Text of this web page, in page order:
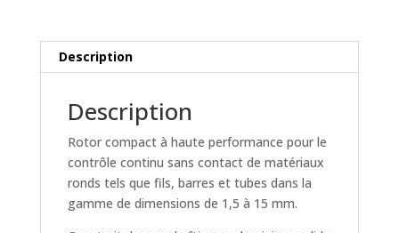
Description
Description
Rotor compact à haute performance pour le
contrôle continu sans contact de matériaux
ronds tels que fils, barres et tubes dans la
gamme de dimensions de 1,5 à 15 mm.